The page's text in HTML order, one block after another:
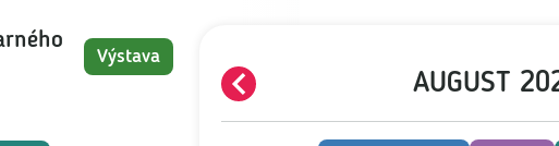
Výstava
PREDCHÁDZAJÚCE AUGUST